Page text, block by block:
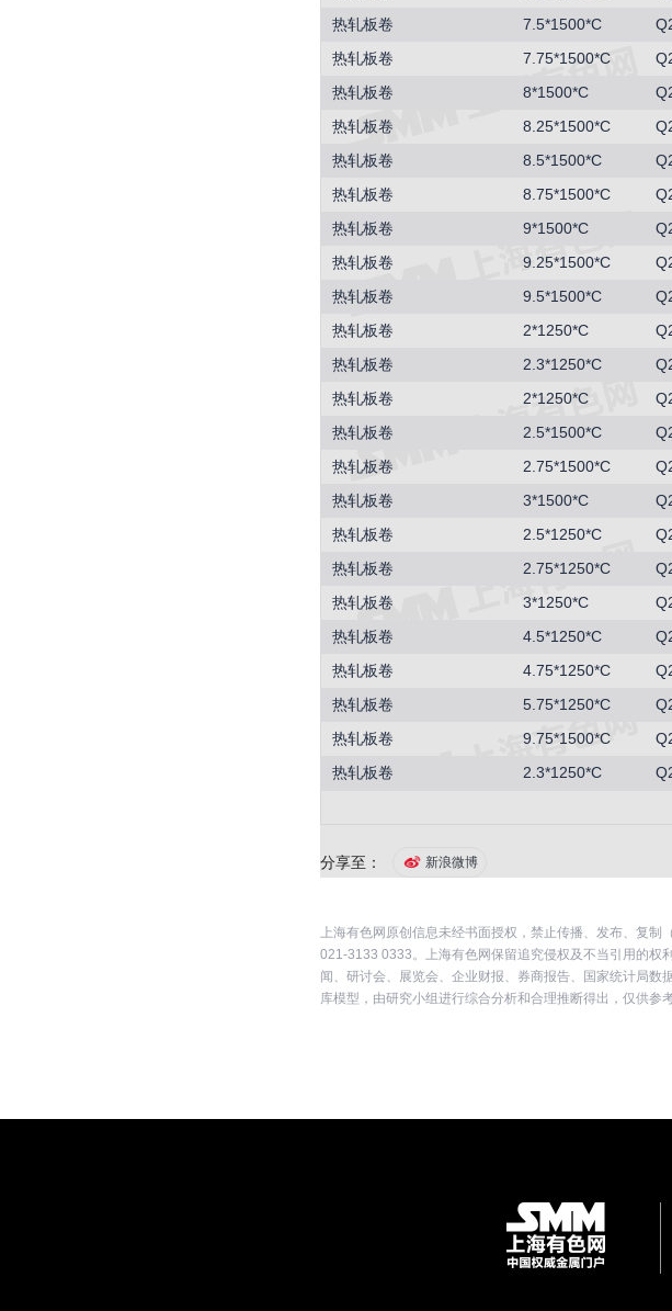
热轧板卷
7.5*1500*C
热轧板卷
7.75*1500*C
热轧板卷
8*1500*C
热轧板卷
8.25*1500*C
热轧板卷
8.5*1500*C
热轧板卷
8.75*1500*C
热轧板卷
9*1500*C
热轧板卷
9.25*1500*C
热轧板卷
9.5*1500*C
热轧板卷
2*1250*C
热轧板卷
2.3*1250*C
热轧板卷
2*1250*C
热轧板卷
2.5*1500*C
热轧板卷
2.75*1500*C
热轧板卷
3*1500*C
热轧板卷
2.5*1250*C
热轧板卷
2.75*1250*C
热轧板卷
3*1250*C
热轧板卷
4.5*1250*C
热轧板卷
4.75*1250*C
热轧板卷
5.75*1250*C
热轧板卷
9.75*1500*C
热轧板卷
2.3*1250*C
分享至： 新浪微博
上海有色网原创信息未经书面授权，禁止传播、发布、复
021-3133 0333。上海有色网保留追究侵权及不当引用的权
闻、研讨会、展览会、企业财报、券商报告、国家统计局
库模型，由研究小组进行综合分析和合理推断得出，仅供参